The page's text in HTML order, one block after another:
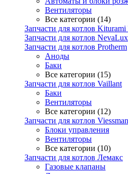
Вентиляторы
Все категории (14)
Запчасти для котлов
Запчасти для котлов NevaLux
Запчасти для котлов Protherm
Аноды
Баки
Все категории (15)
Запчасти для котлов Vaillant
Баки
Вентиляторы
Все категории (12)
Запчасти для котлов
Блоки управления
Вентиляторы
Все категории (10)
Запчасти для котлов Лемакс
Газовые клапаны